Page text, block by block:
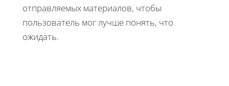
отправляемых материалов, чтобы
пользователь мог лучше понять, что
ожидать.